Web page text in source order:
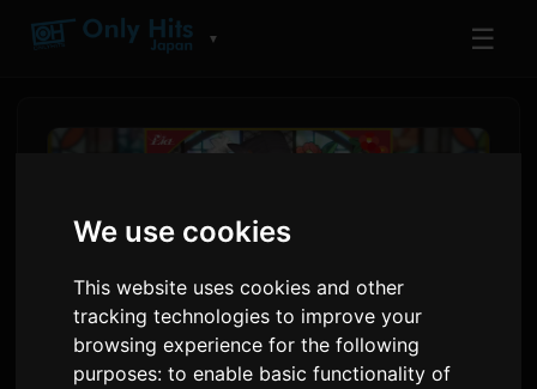
We use cookies
This website uses cookies and other
tracking technologies to improve your
browsing experience for the following
purposes:to enable basic functionality of
▼ ☰